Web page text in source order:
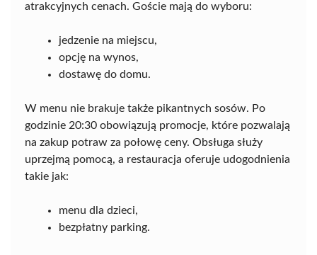
atrakcyjnych cenach. Goście mają do wyboru:
jedzenie na miejscu,
opcję na wynos,
dostawę do domu.
W menu nie brakuje także pikantnych sosów. Po
godzinie 20:30 obowiązują promocje, które pozwalają
na zakup potraw za połowę ceny. Obsługa służy
uprzejmą pomocą, a restauracja oferuje udogodnienia
takie jak:
menu dla dzieci,
bezpłatny parking.